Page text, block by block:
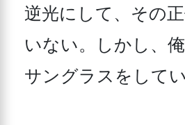
逆光にして、その
いない。しかし、
サングラスをして